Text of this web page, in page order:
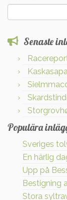
efter:
Senaste
Populära
Sveriges
En härlig
Upp på
Bestigning
Stora